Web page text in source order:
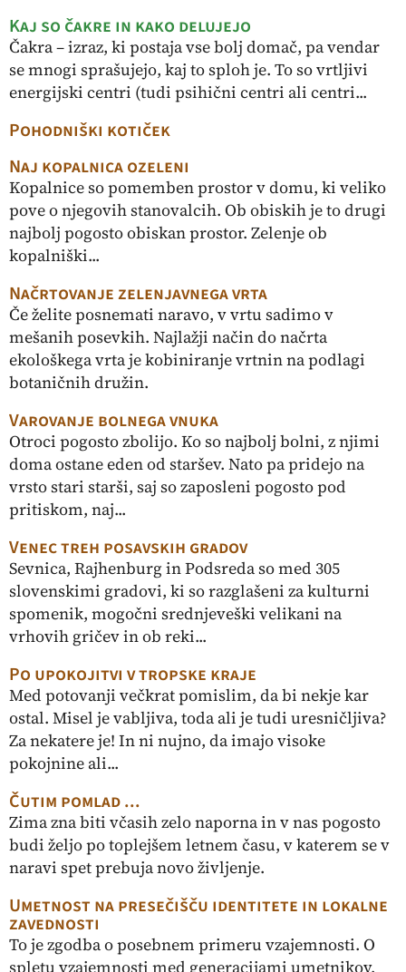
Kaj so čakre in kako delujejo
Čakra – izraz, ki postaja vse bolj domač, pa vendar
se mnogi sprašujejo, kaj to sploh je. To so vrtljivi
energijski centri (tudi psihični centri ali centri...
Pohodniški kotiček
Naj kopalnica ozeleni
Kopalnice so pomemben prostor v domu, ki veliko
pove o njegovih stan ovalcih. Ob obiskih je to drugi
najbolj pogosto obiskan prostor. Zelenje ob
kopalniški...
Načrtovanje zelenjavnega vrta
Če želite posnemati naravo, v vrtu sadimo v
mešanih posevkih. Najlažji način do načrta
ekološkega vrta je kobiniranje vrtnin na podlagi
botaničnih družin.
Varovanje bolnega vnuka
Otroci pogosto zbolijo. Ko so najbolj bolni, z njimi
doma ostane eden od staršev. Nato pa pridejo na
vrsto stari starši, saj so zaposleni pogosto pod
pritiskom, naj...
Venec treh posavskih gradov
Sevnica, Rajhenburg in Podsreda so med 305
slovenskimi gradovi, ki so razglašeni za kulturni
spomenik, mogočni srednjeveški velikani na
vrhovih gričev in ob reki...
Po upokojitvi v tropske kraje
Med potovanji večkrat pomislim, da bi nekje kar
ostal. Misel je vabljiva, toda ali je tudi uresničljiva?
Za nekatere je! In ni nujno, da imajo visoke
pokojnine ali...
Čutim pomlad ...
Zima zna biti včasih zelo naporna in v nas pogosto
budi željo po toplejšem letnem času, v katerem se v
naravi spet prebuja novo življenje.
Umetnost na presečišču identitete in lokalne
zavednosti
To je zgodba o posebnem primeru vzajemnosti. O
spletu vzajemnosti med generacijami umetnikov,